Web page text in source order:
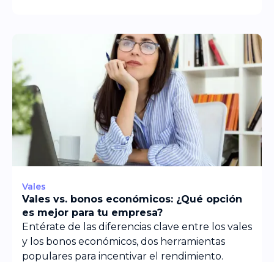
Vales
Vales vs. bonos económicos: ¿Qué opción
es mejor para tu empresa?
Entérate de las diferencias clave entre los vales
y los bonos económicos, dos herramientas
populares para incentivar el rendimiento.